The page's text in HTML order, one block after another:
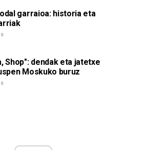
garraioa: historia eta
Shop": dendak eta jatetxe
Moskuko buruz